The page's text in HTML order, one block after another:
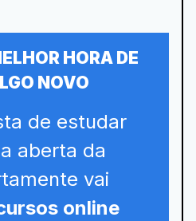
HORA DE
NOVO
de estudar
aberta da
vai
online